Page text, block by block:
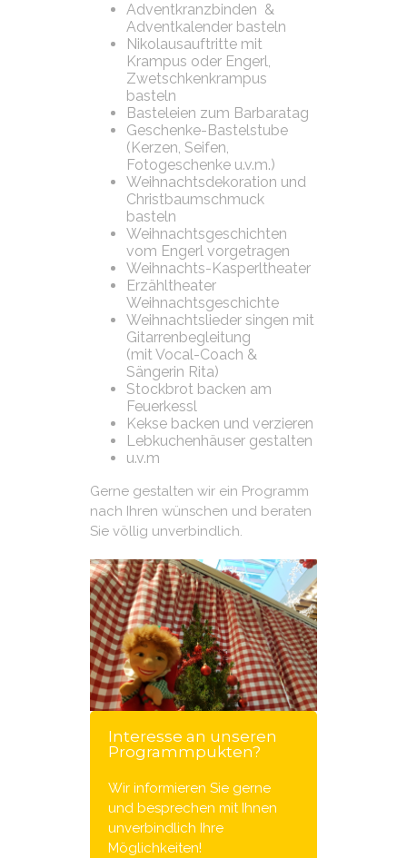
Adventkranzbinden &
Adventkalender basteln
Nikolausauftritte mit
Krampus oder Engerl,
Zwetschkenkrampus
basteln
Basteleien zum Barbaratag
Geschenke-Bastelstube
(Kerzen, Seifen,
Fotogeschenke u.v.m.)
Weihnachtsdekoration und
Christbaumschmuck
basteln
Weihnachtsgeschichten
vom Engerl vorgetragen
Weihnachts-Kasperltheater
Erzähltheater
Weihnachtsgeschichte
Weihnachtslieder singen mit
Gitarrenbegleitung
(mit Vocal-Coach &
Sängerin Rita)
Stockbrot backen am
Feuerkessl
Kekse backen und verzieren
Lebkuchenhäuser gestalten
u.v.m
Gerne gestalten wir ein Programm
nach Ihren wünschen und beraten
Sie völlig unverbindlich.
Interesse an unseren
Programmpukten?
Wir informieren Sie gerne
und besprechen mit Ihnen
unverbindlich Ihre
Möglichkeiten!